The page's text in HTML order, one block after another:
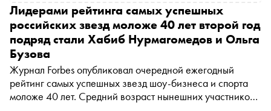
Об этом сообщает РБК
Лидерами рейтинга самых успешных
российских звезд моложе 40 лет второй год
подряд стали Хабиб Нурмагомедов и Ольга
Бузова
Журнал Forbes опубликовал очередной ежегодный
рейтинг самых успешных звезд шоу-бизнеса и спорта
моложе 40 лет. Средний возраст нынешних участников